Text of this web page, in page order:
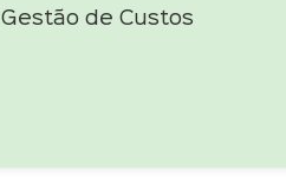
Gestão de Custos